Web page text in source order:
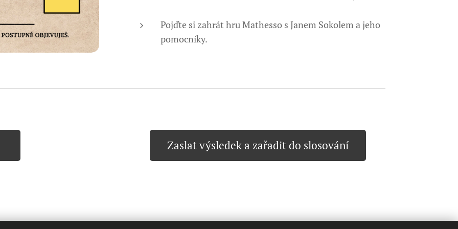
Pojďte si zahrát hru Mathesso s Janem Sokolem a jeho
pomocníky.
Zaslat výsledek a zařadit do slosování